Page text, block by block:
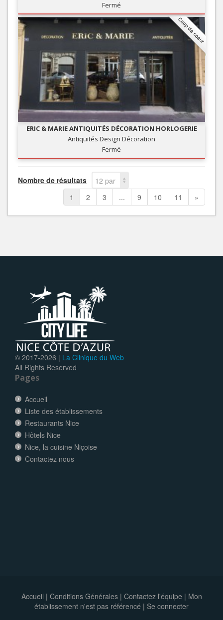
Fermé
Coup de coeur
ERIC & MARIE ANTIQUITÉS DÉCORATION HORLOGERIE
Antiquités Design Décoration
Fermé
Nombre de résultats
12 par
page
1 2 3 ... 9 10 11 »
© 2017-2026 | La Clinique du Web
All Rights Reserved
Pages
Accueil
Liste des établissements
Restaurants Nice
Hôtels Nice
Nice, la cuisine Niçoise
Contactez nous
Accueil | Conditions Générales| Contactez l'équipe | Mon
établissement n'est pas référencé | Se connecter